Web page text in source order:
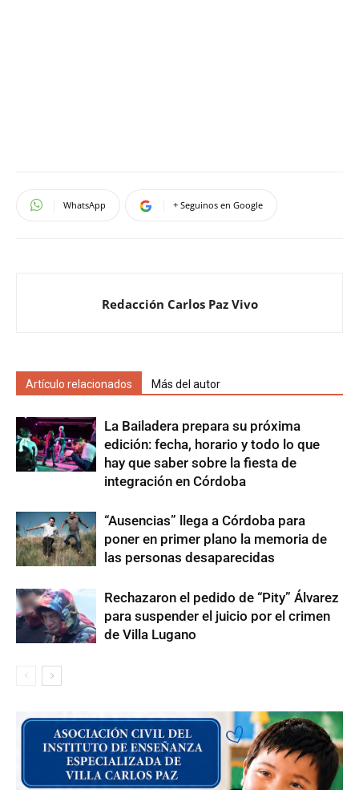
WhatsApp + Seguinos en Google
Redacción Carlos Paz Vivo
Artículo relacionados Más del autor
La Bailadera prepara su próxima
edición: fecha, horario y todo lo que
hay que saber sobre la fiesta de
integración en Córdoba
“Ausencias” llega a Córdoba para
poner en primer plano la memoria de
las personas desaparecidas
Rechazaron el pedido de “Pity” Álvarez
para suspender el juicio por el crimen
de Villa Lugano